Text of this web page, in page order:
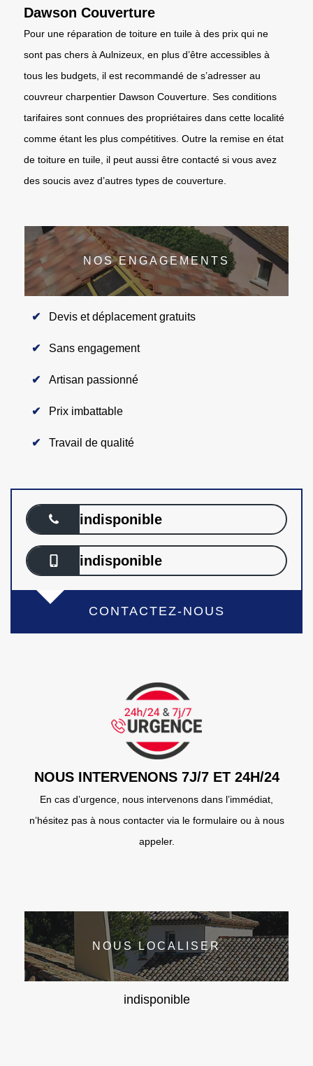
Dawson Couverture
Pour une réparation de toiture en tuile à des prix qui ne
sont pas chers à Aulnizeux, en plus d’être accessibles à
tous les budgets, il est recommandé de s’adresser au
couvreur charpentier Dawson Couverture. Ses conditions
tarifaires sont connues des propriétaires dans cette localité
comme étant les plus compétitives. Outre la remise en état
de toiture en tuile, il peut aussi être contacté si vous avez
des soucis avez d’autres types de couverture.
NOS ENGAGEMENTS
Devis et déplacement gratuits
Sans engagement
Artisan passionné
Prix imbattable
Travail de qualité
indisponible
indisponible
CONTACTEZ-NOUS
NOUS INTERVENONS 7J/7 ET 24H/24
En cas d’urgence, nous intervenons dans l’immédiat,
n’hésitez pas à nous contacter via le formulaire ou à nous
appeler.
NOUS LOCALISER
indisponible